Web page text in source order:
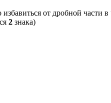
от дробной части
2 знака)